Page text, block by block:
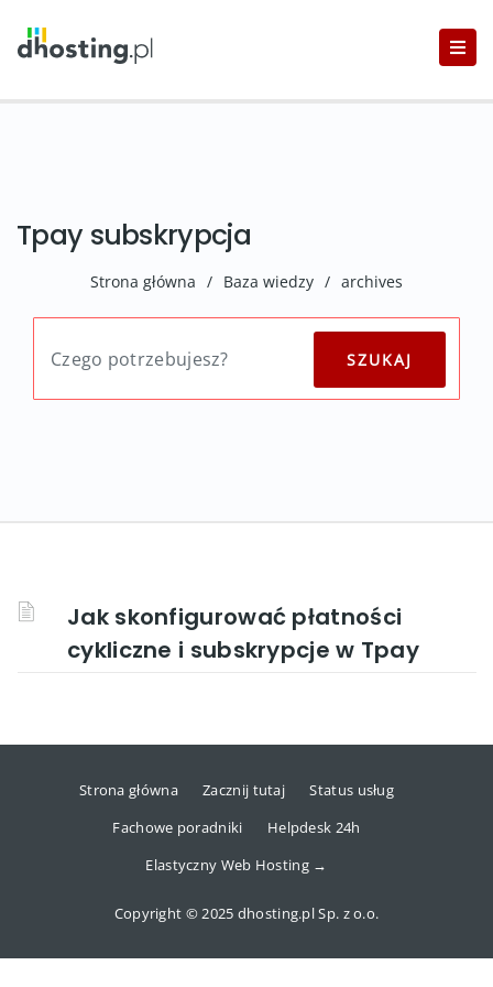
Tpay subskrypcja
Strona główna / Baza wiedzy / archives
Jak skonfigurować płatności
cykliczne i subskrypcje w Tpay
Strona główna Zacznij tutaj
Status usług
Fachowe poradniki
Helpdesk 24h
Elastyczny Web Hosting →
Copyright © 2025 dhosting.pl Sp. z o.o.